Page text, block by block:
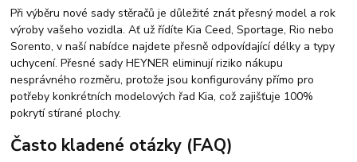
Při výběru nové sady stěračů je důležité znát přesný model a rok
výroby vašeho vozidla. Ať už řídíte Kia Ceed, Sportage, Rio nebo
Sorento, v naší nabídce najdete přesně odpovídající délky a typy
uchycení. Přesné sady HEYNER eliminují riziko nákupu
nesprávného rozměru, protože jsou konfigurovány přímo pro
potřeby konkrétních modelových řad Kia, což zajišťuje 100%
pokrytí stírané plochy.
Často kladené otázky (FAQ)